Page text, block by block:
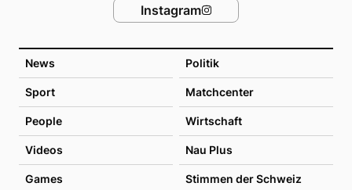
News Politik
Sport Matchcenter
People Wirtschaft
Videos Nau Plus
Games Stimmen der Schweiz
Instagram